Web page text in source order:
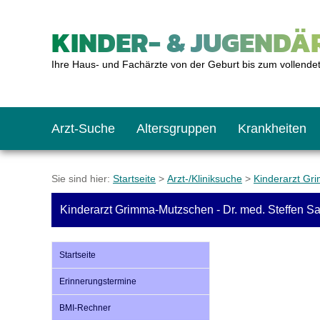
KINDER- &
Ihre Haus- und Fachärzte von der Geburt bis zum
Arzt-Suche Altersgruppen
Das erste Jahr
Krankheiten
Baby: U1 bis U6
Impfkalender
Notrufnummern
Notdienste
BMI-Rechner
Sie sind hier: Startseite > Arzt-/Kliniksuche > Kinderarzt
Kinderarzt Grimma-Mutzschen - Dr. med. Steffen
Startseite
Erinnerungstermine
BMI-Rechner